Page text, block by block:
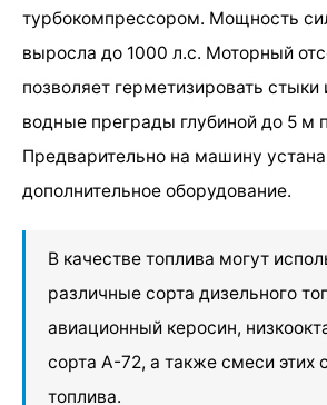
турбокомпрессором. Мощность
выросла до 1000 л.с. Моторный
позволяет герметизировать стыки
водные преграды глубиной до 5 м
Предварительно на машину
дополнительное оборудование.
В качестве топлива могут
различные сорта дизельного
авиационный керосин,
сорта А-72, а также смеси этих
топлива.